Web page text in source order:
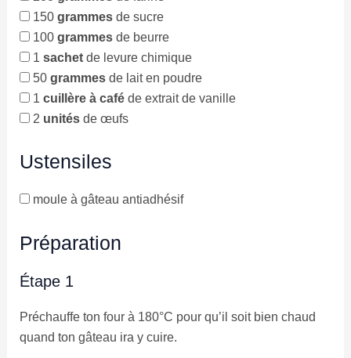
150 grammesde sucre
100 grammesde beurre
1 sachetde levure chimique
50 grammesde lait en poudre
1 cuillère à caféde extrait de vanille
2 unitésde œufs
Ustensiles
moule à gâteau antiadhésif
Préparation
Étape 1
Préchauffe ton four à 180°C pour qu’il soit bien chaud
quand ton gâteau ira y cuire.